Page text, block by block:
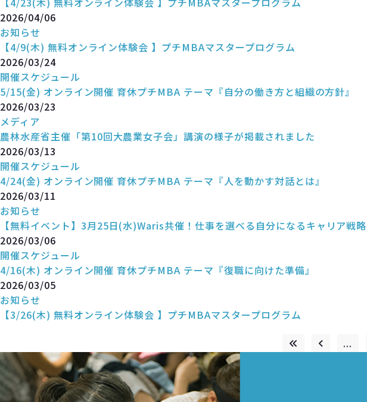
2026/04/06
お知らせ
【4/9(木) 無料オンライン体験会 】プチMBAマスタープログラム
2026/03/24
開催スケジュール
5/15(金) オンライン開催 育休プチMBA テーマ『自分の働き方と組織の方針』
2026/03/23
メディア
農林水産省主催「第10回大農業女子会」講演の様子が掲載されました
2026/03/13
開催スケジュール
4/24(金) オンライン開催 育休プチMBA テーマ『人を動かす対話とは』
2026/03/11
お知らせ
【無料イベント】3月25日(水)Waris共催！仕事を選べる自分になるキャリア戦略
2026/03/06
開催スケジュール
4/16(木) オンライン開催 育休プチMBA テーマ『復職に向けた準備』
2026/03/05
お知らせ
【3/26(木) 無料オンライン体験会 】プチMBAマスタープログラム
...